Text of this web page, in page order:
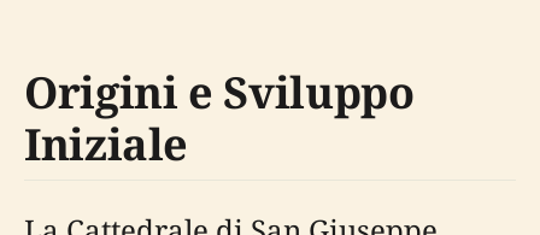
Origini e Sviluppo
Iniziale